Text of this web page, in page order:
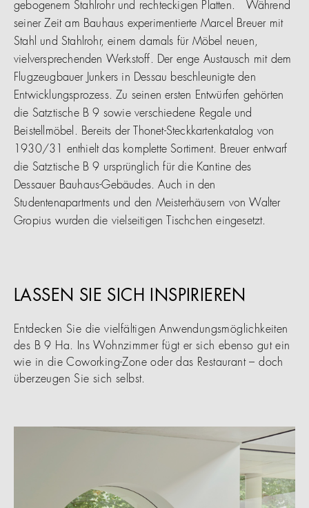
gebogenem Stahlrohr und rechteckigen Platten. Während
seiner Zeit am Bauhaus experimentierte Marcel Breuer mit
Stahl und Stahlrohr, einem damals für Möbel neuen,
vielversprechenden Werkstoff. Der enge Austausch mit dem
Flugzeugbauer Junkers in Dessau beschleunigte den
Entwicklungsprozess. Zu seinen ersten Entwürfen gehörten
die Satztische B 9 sowie verschiedene Regale und
Beistellmöbel. Bereits der Thonet-Steckkartenkatalog von
1930/31 enthielt das komplette Sortiment. Breuer entwarf
die Satztische B 9 ursprünglich für die Kantine des
Dessauer Bauhaus-Gebäudes. Auch in den
Studentenapartments und den Meisterhäusern von Walter
Gropius wurden die vielseitigen Tischchen eingesetzt.
LASSEN SIE SICH INSPIRIEREN
Entdecken Sie die vielfältigen Anwendungsmöglichkeiten
des B 9 Ha. Ins Wohnzimmer fügt er sich ebenso gut ein
wie in die Coworking-Zone oder das Restaurant – doch
überzeugen Sie sich selbst.